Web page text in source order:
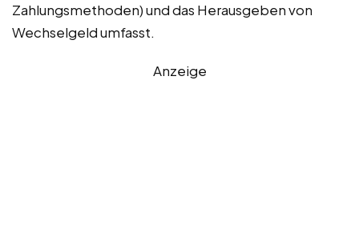
Zahlungsmethoden) und das Herausgeben von
Wechselgeld umfasst.
Anzeige